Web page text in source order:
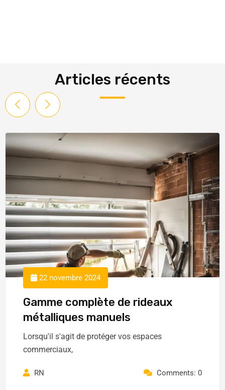
Articles récents
22 novembre 2024
Gamme complète de rideaux
métalliques manuels
Lorsqu'il s'agit de protéger vos espaces
commerciaux,
RN Comments: 0